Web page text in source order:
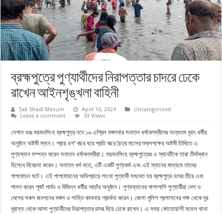
ব্রহ্মপুত্রে পুণ্যার্থীদের নিরাপত্তার চাদরে ঢেকে
রাখেন আইনশৃঙ্খলা বাহিনী
Sak Shadi Masum April 16, 2024
Uncategorized
Leave a comment
93 Views
নেপাল ধরঃ ময়মনসিংহ ব্রহ্মপুত্র নদে ১৬ এপ্রিল মঙ্গলবার সনাতন ধর্মাবলম্বীদের অন্যতম বৃহৎ ধর্মীয়
অনুষ্ঠান অষ্টমী স্নান। প্রায় ৪শ’ বছর ধরে প্রতি বছর চৈত্র মাসের শুক্লপক্ষের অষ্টমী তিথিতে এ
পুণ্যস্নান সম্পন্ন করেন সনাতন ধর্মাবলম্বীরা। ময়মনসিংহ ব্রহ্মপুত্রের এ স্থানটিকে তারা তীর্থস্থান
হিসেবে বিবেচনা করেন। সনাতন ধর্ম মতে, এটি একটি পুণ্যকর্ম এবং এই স্নানের মাধ্যমে তাদের
পাপমোচন ঘটে। এই পাপমোচনের অভিপ্রায়ে লাখো পুণ্যার্থী সমবেত হয় ব্রহ্মপুত্র নদের তীরে এবং
পালন করেন পূজাঁ পার্বন ও বিভিন্ন ধর্মীয় আচাঁর অনুষ্ঠান। পুণ্যস্নানের পাশাপাশি পুণ্যার্থীরা দেশ ও
দেশের সকল জনগনের মঙ্গল ও শান্তি কামনায় প্রার্থনা করেন। জেলা পুলিশ প্রশাসনের পক্ষ থেকে দূর
দূরান্ত থেকে আসা পুণ্যার্থীদের নিরাপত্তার চাদর দিয়ে ঢেকে রাখেন। এ সময় কোতোয়ালী মডেল থানা